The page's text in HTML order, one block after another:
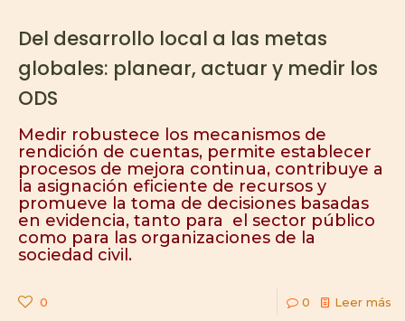
Del desarrollo local a las metas
globales: planear, actuar y medir los
ODS
Medir robustece los mecanismos de
rendición de cuentas, permite establecer
procesos de mejora continua, contribuye a
la asignación eficiente de recursos y
promueve la toma de decisiones basadas
en evidencia, tanto para el sector público
como para las organizaciones de la
sociedad civil.
0 0 Leer más